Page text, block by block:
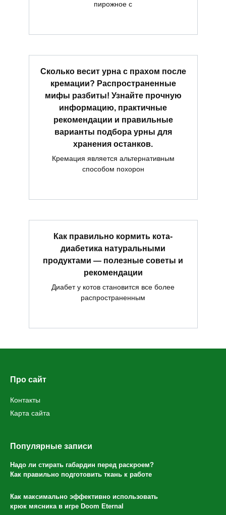
пирожное с
Сколько весит урна с прахом после
кремации? Распространенные
мифы разбиты! Узнайте прочную
информацию, практичные
рекомендации и правильные
варианты подбора урны для
хранения останков.
Кремация является альтернативным
способом похорон
Как правильно кормить кота-
диабетика натуральными
продуктами — полезные советы и
рекомендации
Диабет у котов становится все более
распространенным
Про сайт
Контакты
Карта сайта
Популярные записи
Надо ли стирать габардин перед раскроем?
Как правильно подготовить ткань к работе
Как максимально эффективно использовать
крюк мясника в игре Doom Eternal